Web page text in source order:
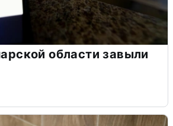
области завыли